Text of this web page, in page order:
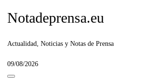
Notadeprensa.eu
Actualidad, Noticias y Notas de Prensa
09/08/2026